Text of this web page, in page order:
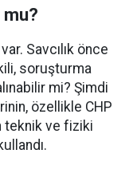
mu?
Savcılık önce
soruşturma
mi? Şimdi
özellikle CHP
teknik ve fiziki